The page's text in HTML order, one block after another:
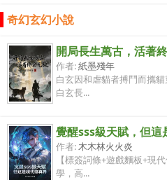
奇幻玄幻小說
開局長生萬古，活著
作者:紙墨殘年
白玄因和虐貓者搏鬥而攜
白玄長...
覺醒sss級天賦，但這
作者:木木林火火炎
【標簽詞條+遊戲麵板+現
學，高...